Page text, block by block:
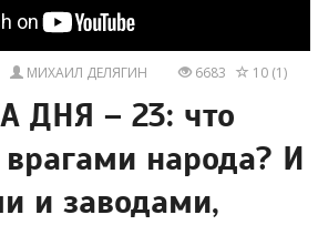
МИХАИЛ ДЕЛЯГИН 6683 10 (1)
ДНЯ – 23: что
врагами народа? И
и заводами,